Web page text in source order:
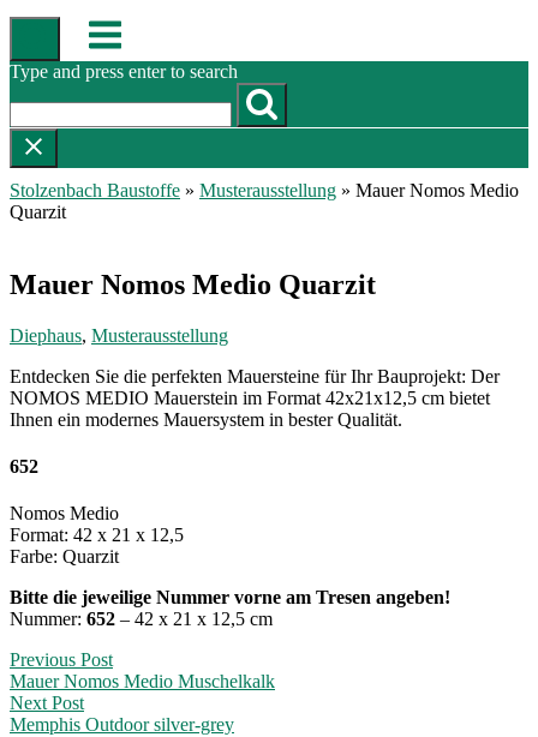
Skip
content
Menu
Type and press enter to search
Stolzenbach Baustoffe » Musterausstellung » Mauer Nomos Medio
Quarzit
Mauer Nomos Medio Quarzit
Diephaus, Musterausstellung
Entdecken Sie die perfekten Mauersteine für Ihr Bauprojekt: Der
NOMOS MEDIO Mauerstein im Format 42x21x12,5 cm bietet
Ihnen ein modernes Mauersystem in bester Qualität.
652
Nomos Medio
Format: 42 x 21 x 12,5
Farbe: Quarzit
Bitte die jeweilige Nummer vorne am Tresen angeben!
Nummer: 652 – 42 x 21 x 12,5 cm
Post
navigation
Previous Post
Mauer Nomos Medio Muschelkalk
Next Post
Memphis Outdoor silver-grey